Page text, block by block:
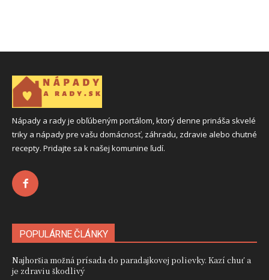
Nápady a rady je obľúbeným portálom, ktorý denne prináša skvelé
triky a nápady pre vašu domácnosť, záhradu, zdravie alebo chutné
recepty. Pridajte sa k našej komunine ľudí.
POPULÁRNE ČLÁNKY
Najhoršia možná prísada do paradajkovej polievky. Kazí chuť a
je zdraviu škodlivý